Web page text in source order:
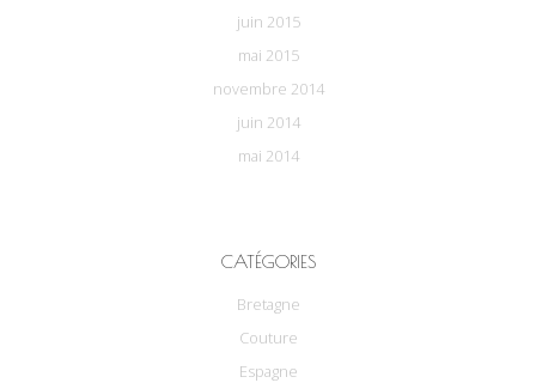
juin 2015
mai 2015
novembre 2014
juin 2014
mai 2014
CATÉGORIES
Bretagne
Couture
Espagne